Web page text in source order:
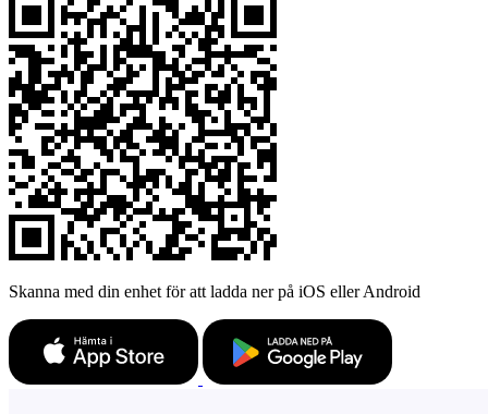
Skanna med din enhet för att ladda ner på iOS eller Android